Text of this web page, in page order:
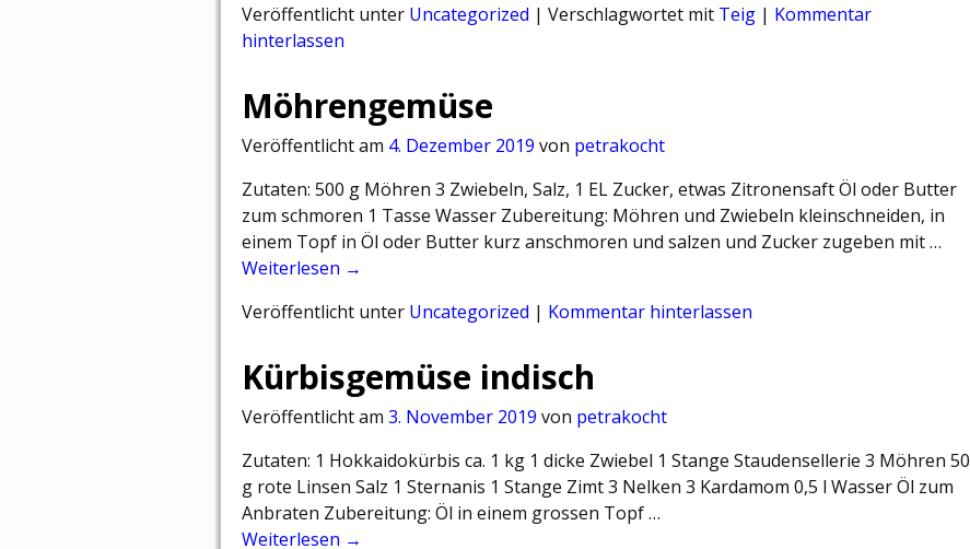
Veröffentlicht unter Uncategorized | Verschlagwortet mit Teig| Kommentar
hinterlassen
Möhrengemüse
Veröffentlicht am 4. Dezember 2019 von petrakocht
Zutaten: 500 g Möhren 3 Zwiebeln, Salz, 1 EL Zucker, etwas Zitronensaft Öl oder Butter
zum schmoren 1 Tasse Wasser Zubereitung: Möhren und Zwiebeln kleinschneiden, in
einem Topf in Öl oder Butter kurz anschmoren und salzen und Zucker zugeben mit …
Weiterlesen →
Veröffentlicht unter Uncategorized | Kommentar hinterlassen
Kürbisgemüse indisch
Veröffentlicht am 3. November 2019 von petrakocht
Zutaten: 1 Hokkaidokürbis ca. 1 kg 1 dicke Zwiebel 1 Stange Staudensellerie 3 Möhren 50
g rote Linsen Salz 1 Sternanis 1 Stange Zimt 3 Nelken 3 Kardamom 0,5 l Wasser Öl zum
Anbraten Zubereitung: Öl in einem grossen Topf …
Weiterlesen →